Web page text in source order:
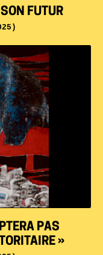
PAS
»
FUTUR